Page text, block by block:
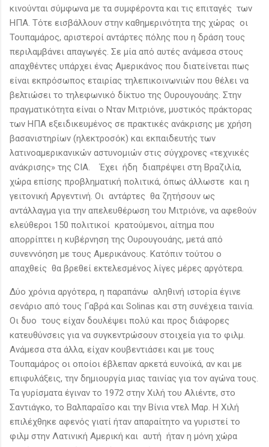
κινούνται σύμφωνα με τα συμφέροντα και τις επιταγές των
ΗΠΑ. Τότε εισβάλλουν στην καθημερινότητα της χώρας οι
Τουπαμάρος, αριστεροί αντάρτες πόλης που η δράση τους
περιλαμβάνει απαγωγές. Σε μία από αυτές ανάμεσα στους
απαχθέντες υπάρχει ένας Αμερικάνος που διατείνεται πως
είναι εκπρόσωπος εταιρίας τηλεπικοινωνιών που θέλει να
βελτιώσει το τηλεφωνικό δίκτυο της Ουρουγουάης. Στην
πραγματικότητα είναι ο Νταν Μιτριόνε, μυστικός πράκτορας
των ΗΠΑ εξειδικευμένος σε πρακτικές ανάκρισης με χρήση
βασανιστηρίων (ηλεκτροσόκ) και εκπαιδευτής των
λατινοαμερικανικών αστυνομιών στις σύγχρονες «τεχνικές
ανάκρισης» της CIA. Έχει ήδη διαπρέψει στη Βραζιλία,
χώρα επίσης προβληματική πολιτικά, όπως άλλωστε και η
γειτονική Αργεντινή. Οι αντάρτες θα ζητήσουν ως
αντάλλαγμα για την απελευθέρωση του Μιτριόνε, να αφεθούν
ελεύθεροι 150 πολιτικοί κρατούμενοι, αίτημα που
απορρίπτει η κυβέρνηση της Ουρουγουάης, μετά από
συνεννόηση με τους Αμερικάνους. Κατόπιν τούτου ο
απαχθείς θα βρεθεί εκτελεσμένος λίγες μέρες αργότερα.
Δύο χρόνια αργότερα, η παραπάνω αληθινή ιστορία έγινε
σενάριο από τους Γαβρά και Solinas και στη συνέχεια ταινία.
Οι δυο τους είχαν δουλέψει πολύ και προς διάφορες
κατευθύνσεις για να συγκεντρώσουν στοιχεία για το φιλμ.
Ανάμεσα στα άλλα, είχαν κουβεντιάσει και με τους
Τουπαμάρος οι οποίοι έβλεπαν αρκετά ευνοϊκά, αν και με
επιφυλάξεις, την δημιουργία μιας ταινίας για τον αγώνα τους.
Τα γυρίσματα έγιναν το 1972 στην Χιλή του Αλιέντε, στο
Σαντιάγκο, το Βαλπαραΐσο και την Βίνια ντελ Μαρ. Η Χιλή
επιλέχθηκε αφενός γιατί ήταν απαραίτητο να γυριστεί το
φιλμ στην Λατινική Αμερική και αυτή ήταν η μόνη χώρα